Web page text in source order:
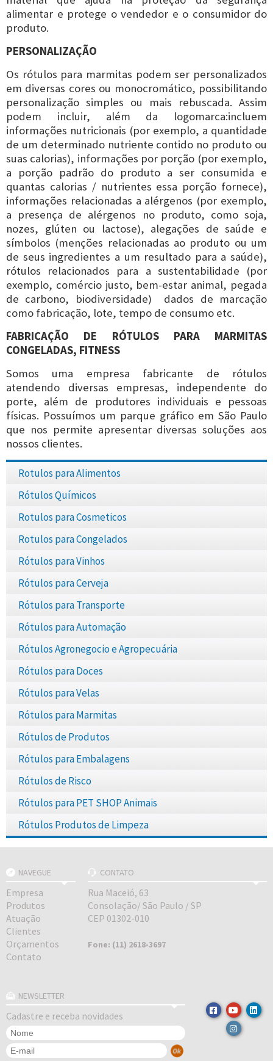
alimentar e protege o vendedor e o consumidor do
produto.
PERSONALIZAÇÃO
Os rótulos para marmitas podem ser personalizados
em diversas cores ou monocromático, possibilitando
personalização simples ou mais rebuscada. Assim
podem incluir, além da logomarca:incluem
informações nutricionais (por exemplo, a quantidade
de um determinado nutriente contido no produto ou
suas calorias), informações por porção (por exemplo,
a porção padrão do produto a ser consumida e
quantas calorias / nutrientes essa porção fornece),
informações relacionadas a alérgenos (por exemplo,
a presença de alérgenos no produto, como soja,
nozes, glúten ou lactose), alegações de saúde e
símbolos (menções relacionadas ao produto ou um
de seus ingredientes a um resultado para a saúde),
rótulos relacionados para a sustentabilidade (por
exemplo, comércio justo, bem-estar animal, pegada
de carbono, biodiversidade) dados de marcação
como fabricação, lote, tempo de consumo etc.
FABRICAÇÃO DE RÓTULOS PARA MARMITAS
CONGELADAS, FITNESS
Somos uma empresa fabricante de rótulos
atendendo diversas empresas, independente do
porte, além de produtores individuais e pessoas
físicas. Possuímos um parque gráfico em São Paulo
que nos permite apresentar diversas soluções aos
nossos clientes.
Rotulos para Alimentos
Rótulos Químicos
Rotulos para Cosmeticos
Rotulos para Congelados
Rótulos para Vinhos
Rótulos para Cerveja
Rótulos para Transporte
Rótulos para Automação
Rótulos Agronegocio e Agropecuária
Rótulos para Doces
Rótulos para Velas
Rótulos para Marmitas
Rótulos de Produtos
Rótulos para Embalagens
Rótulos de Risco
Rótulos para PET SHOP Animais
Rótulos Produtos de Limpeza
NAVEGUE
Empresa
Produtos
Atuação
Clientes
Orçamentos
Contato
CONTATO
Rua Maceió, 63
Consolação/ São Paulo / SP
CEP 01302-010
Fone: (11) 2618-3697
NEWSLETTER
Cadastre e receba novidades